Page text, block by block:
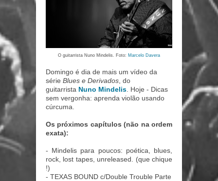
O guitarrista Nuno Mindelis. Foto: Marcelo Davera
Domingo é dia de mais um vídeo da
série Blues e Derivados , do
guitarrista Nuno Mindelis . Hoje - Dicas
sem vergonha: aprenda violão usando
cúrcuma.
Os próximos capítulos (não na ordem
exata):
- Mindelis para poucos: poética, blues,
rock, lost tapes, unreleased. (que chique
!)
- TEXAS BOUND c/Double Trouble Parte